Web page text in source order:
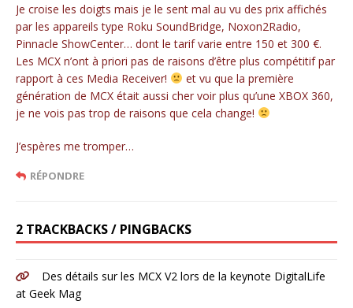
Je croise les doigts mais je le sent mal au vu des prix affichés
par les appareils type Roku SoundBridge, Noxon2Radio,
Pinnacle ShowCenter… dont le tarif varie entre 150 et 300 €.
Les MCX n’ont à priori pas de raisons d’être plus compétitif par
rapport à ces Media Receiver!
et vu que la première
génération de MCX était aussi cher voir plus qu’une XBOX 360,
je ne vois pas trop de raisons que cela change!
J’espères me tromper…
RÉPONDRE
2 TRACKBACKS / PINGBACKS
Des détails sur les MCX V2 lors de la keynote DigitalLife
at Geek Mag